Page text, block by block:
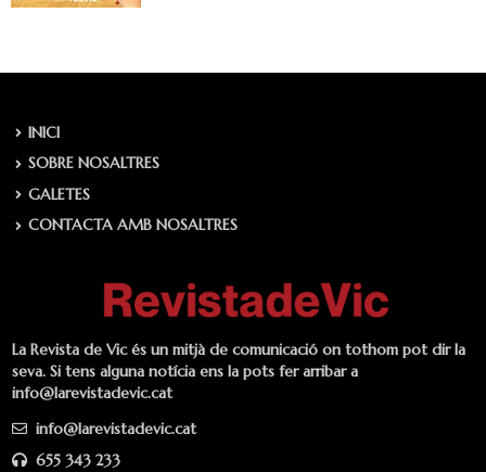
INICI
SOBRE NOSALTRES
GALETES
CONTACTA AMB NOSALTRES
La Revista de Vic és un mitjà de comunicació on tothom pot dir la
seva. Si tens alguna notícia ens la pots fer arribar a
info@larevistadevic.cat
info@larevistadevic.cat
655 343 233